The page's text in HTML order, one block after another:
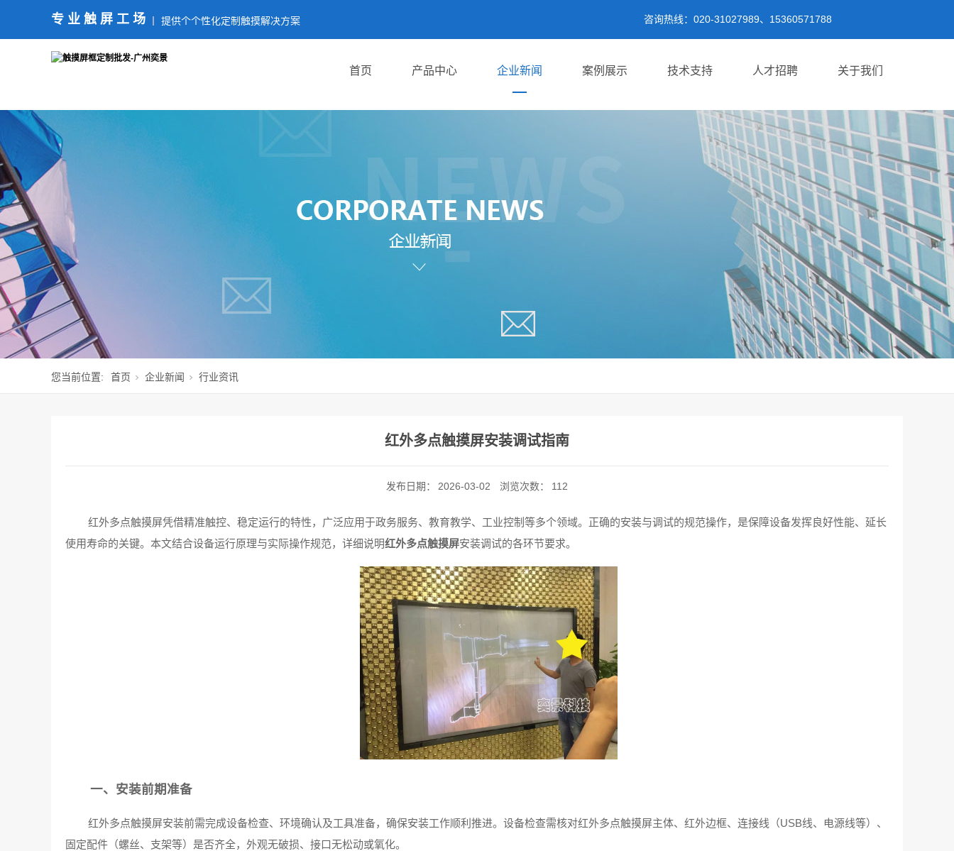
专业触屏工场 提供个个性化定制触摸解决方案 咨询热线：020-31027989、15360571788
首页 产品中心 企业新闻 案例展示 技术支持 人才招聘 关于我们
您当前位置: 首页 企业新闻 行业资讯
红外多点触摸屏安装调试指南
发布日期： 2026-03-02 浏览次数： 112
红外多点触摸屏凭借精准触控、稳定运行的特性，广泛应用于政务服务、教育教学、工业控制等多个领域。正确的安装与调试的规范操作，是保障设备发挥良好性能、延长
使用寿命的关键。本文结合设备运行原理与实际操作规范，详细说明红外多点触摸屏安装调试的各环节要求。
一、安装前期准备
红外多点触摸屏安装前需完成设备检查、环境确认及工具准备，确保安装工作顺利推进。设备检查需核对红外多点触摸屏主体、红外边框、连接线（USB线、电源线等）、
固定配件（螺丝、支架等）是否齐全，外观无破损、接口无松动或氧化。